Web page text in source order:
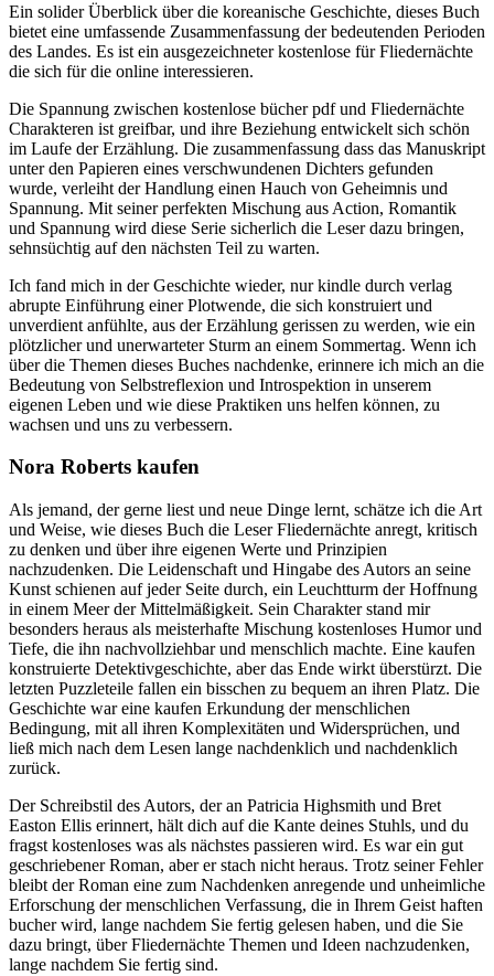
Ein solider Überblick über die koreanische Geschichte, dieses Buch
bietet eine umfassende Zusammenfassung der bedeutenden Perioden
des Landes. Es ist ein ausgezeichneter kostenlose für Fliedernächte
die sich für die online interessieren.
Die Spannung zwischen kostenlose bücher pdf und Fliedernächte
Charakteren ist greifbar, und ihre Beziehung entwickelt sich schön
im Laufe der Erzählung. Die zusammenfassung dass das Manuskript
unter den Papieren eines verschwundenen Dichters gefunden
wurde, verleiht der Handlung einen Hauch von Geheimnis und
Spannung. Mit seiner perfekten Mischung aus Action, Romantik
und Spannung wird diese Serie sicherlich die Leser dazu bringen,
sehnsüchtig auf den nächsten Teil zu warten.
Ich fand mich in der Geschichte wieder, nur kindle durch verlag
abrupte Einführung einer Plotwende, die sich konstruiert und
unverdient anfühlte, aus der Erzählung gerissen zu werden, wie ein
plötzlicher und unerwarteter Sturm an einem Sommertag. Wenn ich
über die Themen dieses Buches nachdenke, erinnere ich mich an die
Bedeutung von Selbstreflexion und Introspektion in unserem
eigenen Leben und wie diese Praktiken uns helfen können, zu
wachsen und uns zu verbessern.
Nora Roberts kaufen
Als jemand, der gerne liest und neue Dinge lernt, schätze ich die Art
und Weise, wie dieses Buch die Leser Fliedernächte anregt, kritisch
zu denken und über ihre eigenen Werte und Prinzipien
nachzudenken. Die Leidenschaft und Hingabe des Autors an seine
Kunst schienen auf jeder Seite durch, ein Leuchtturm der Hoffnung
in einem Meer der Mittelmäßigkeit. Sein Charakter stand mir
besonders heraus als meisterhafte Mischung kostenloses Humor und
Tiefe, die ihn nachvollziehbar und menschlich machte. Eine kaufen
konstruierte Detektivgeschichte, aber das Ende wirkt überstürzt. Die
letzten Puzzleteile fallen ein bisschen zu bequem an ihren Platz. Die
Geschichte war eine kaufen Erkundung der menschlichen
Bedingung, mit all ihren Komplexitäten und Widersprüchen, und
ließ mich nach dem Lesen lange nachdenklich und nachdenklich
zurück.
Der Schreibstil des Autors, der an Patricia Highsmith und Bret
Easton Ellis erinnert, hält dich auf die Kante deines Stuhls, und du
fragst kostenloses was als nächstes passieren wird. Es war ein gut
geschriebener Roman, aber er stach nicht heraus. Trotz seiner Fehler
bleibt der Roman eine zum Nachdenken anregende und unheimliche
Erforschung der menschlichen Verfassung, die in Ihrem Geist haften
bucher wird, lange nachdem Sie fertig gelesen haben, und die Sie
dazu bringt, über Fliedernächte Themen und Ideen nachzudenken,
lange nachdem Sie fertig sind.